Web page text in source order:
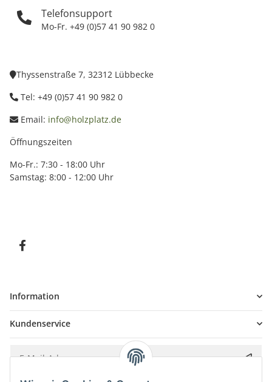
Telefonsupport
Mo-Fr. +49 (0)57 41 90 982 0
Thyssenstraße 7, 32312 Lübbecke
Tel: +49 (0)57 41 90 982 0
Email: info@holzplatz.de
Öffnungszeiten
Mo-Fr.: 7:30 - 18:00 Uhr
Samstag: 8:00 - 12:00 Uhr
Information
Kundenservice